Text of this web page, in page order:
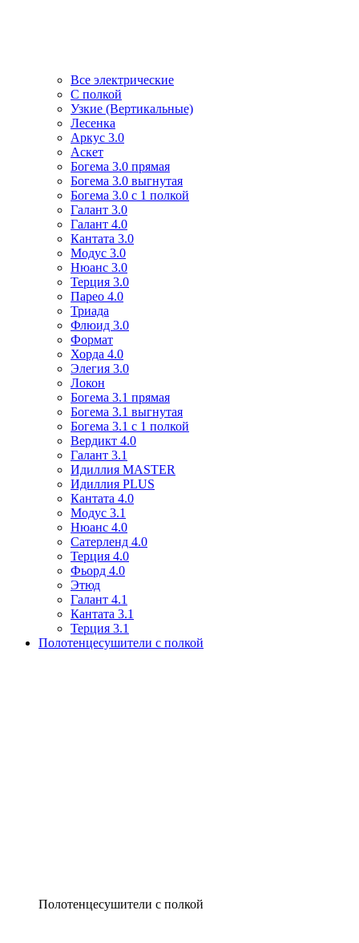
Все электрические
С полкой
Узкие (Вертикальные)
Лесенка
Аркус 3.0
Аскет
Богема 3.0 прямая
Богема 3.0 выгнутая
Богема 3.0 с 1 полкой
Галант 3.0
Галант 4.0
Кантата 3.0
Модус 3.0
Нюанс 3.0
Терция 3.0
Парео 4.0
Триада
Флюид 3.0
Формат
Хорда 4.0
Элегия 3.0
Локон
Богема 3.1 прямая
Богема 3.1 выгнутая
Богема 3.1 с 1 полкой
Вердикт 4.0
Галант 3.1
Идиллия MASTER
Идиллия PLUS
Кантата 4.0
Модус 3.1
Нюанс 4.0
Сатерленд 4.0
Терция 4.0
Фьорд 4.0
Этюд
Галант 4.1
Кантата 3.1
Терция 3.1
Полотенцесушители с полкой
Полотенцесушители с полкой